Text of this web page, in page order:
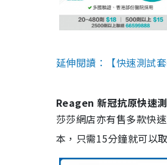
延伸閱讀：【快速測試
Reagen 新冠抗原快速
莎莎網店亦有售多款快
本，只需15分鐘就可以